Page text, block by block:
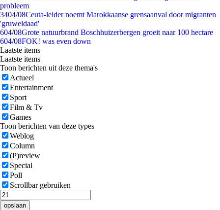
probleem
3404/08Ceuta-leider noemt Marokkaanse grensaanval door migranten
'gruweldaad'
604/08Grote natuurbrand Boschhuizerbergen groeit naar 100 hectare
604/08FOK! was even down
Laatste items
Laatste items
Toon berichten uit deze thema's
Actueel
Entertainment
Sport
Film & Tv
Games
Toon berichten van deze types
Weblog
Column
(P)review
Special
Poll
Scrollbar gebruiken
opslaan